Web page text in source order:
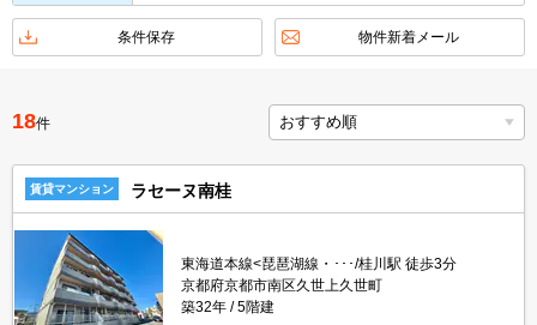
不動産会社から
条件保存 物件新着メール
18件
賃貸マンション ラセーヌ南桂
東海道本線<琵琶湖線・･･･/桂川駅 徒歩3分
京都府京都市南区久世上久世町
築32年
5階建